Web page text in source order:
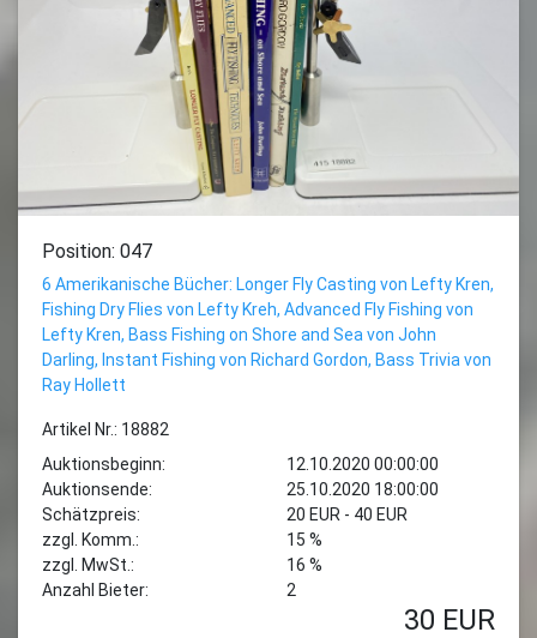
Position: 047
6 Amerikanische Bücher: Longer Fly Casting von Lefty Kren,
Fishing Dry Flies von Lefty Kreh, Advanced Fly Fishing von
Lefty Kren, Bass Fishing on Shore and Sea von John
Darling, Instant Fishing von Richard Gordon, Bass Trivia von
Ray Hollett
Artikel Nr.: 18882
Auktionsbeginn:
12.10.2020 00:00:00
Auktionsende:
25.10.2020 18:00:00
Schätzpreis:
20 EUR - 40 EUR
zzgl. Komm.:
15 %
zzgl. MwSt.:
16 %
Anzahl Bieter:
2
30 EUR